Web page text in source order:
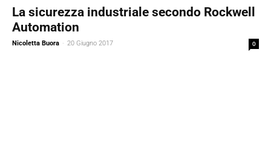
La sicurezza industriale secondo Rockwell
Automation
Nicoletta Buora - 20 Giugno 2017 0